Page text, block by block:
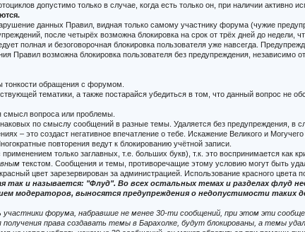
допустимо только в случае, когда есть только он, при наличии активно
данных Правил, видная только самому участнику форума (чужие
после четырёх возможна блокировка на срок от трёх дней до
полная и безоговорочная блокировка пользователя уже навсегда.
Правил возможна блокировка пользователя без предупреждения, независимо
тонкости обращения с форумом.
тематики, а также постарайся убедиться в том, что данный вопрос не
вопроса или проблемы.
по смыслу сообщений в разные темы. Удаляется без предупреждения, в
– это создаст негативное впечатление о тебе. Искажение Великого и
повторения ведут к блокированию учётной записи.
только заглавных, т.е. больших букв), т.к. это воспринимается как
текстом. Сообщения и темы, противоречащие этому условию могут быть
цвет зарезервирован за администрацией. Использование красного цвета
и называется: "Флуд". Во всех остальных темах и разделах флуд
модераторов, выносятся предупреждения о недопустимости таких
форума, набравшие не менее 30-ти сообщений, при этом эти
права создавать темы в Барахолке, будут блокированы, а темы